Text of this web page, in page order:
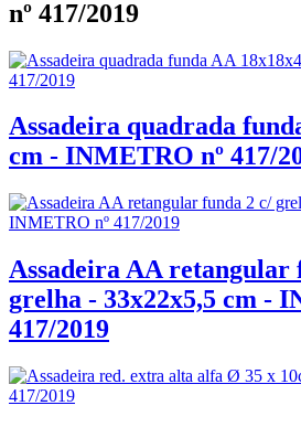
nº 417/2019
Assadeira quadrada
cm - INMETRO nº 417/
Assadeira AA retangular
grelha - 33x22x5,5 cm -
417/2019